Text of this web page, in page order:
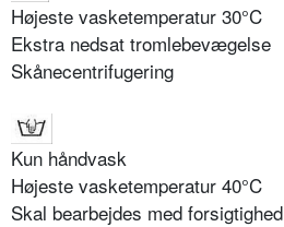
Højeste vasketemperatur 30°C
Ekstra nedsat tromlebevægelse
Skånecentrifugering
Kun håndvask
Højeste vasketemperatur 40°C
Skal bearbejdes med forsigtighed